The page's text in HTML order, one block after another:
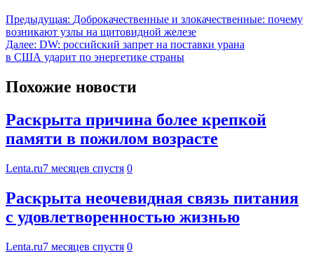
Предыдущая: Доброкачественные и злокачественные: почему
возникают узлы на щитовидной железе
Далее: DW: российский запрет на поставки урана
в США ударит по энергетике страны
Похожие новости
Раскрыта причина более крепкой
памяти в пожилом возрасте
Lenta.ru7 месяцев спустя 0
Раскрыта неочевидная связь питания
с удовлетворенностью жизнью
Lenta.ru7 месяцев спустя 0